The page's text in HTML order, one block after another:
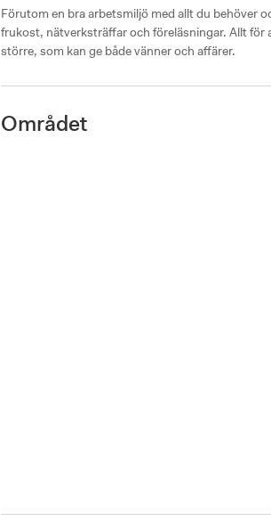
Förutom en bra arbetsmiljö med allt du behöver
frukost, nätverksträffar och föreläsningar. Allt för
större, som kan ge både vänner och affärer.
Området